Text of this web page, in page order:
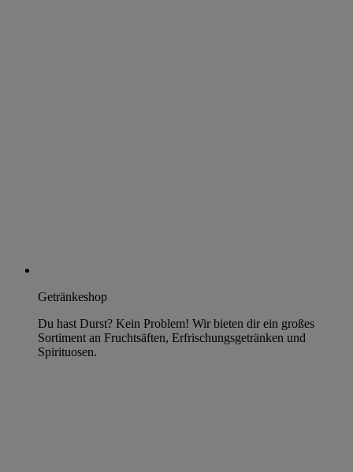
Getränkeshop
Du hast Durst? Kein Problem! Wir bieten dir ein großes
Sortiment an Fruchtsäften, Erfrischungsgetränken und
Spirituosen.